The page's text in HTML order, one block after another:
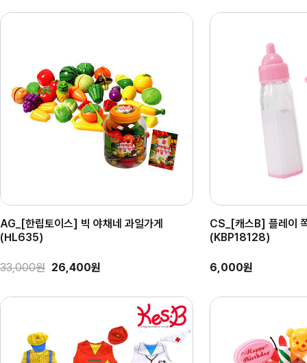
AG_[한립토이스] 빅 야채네 과일가게
(HL635)
33,000원 26,400원
CS_[캐스B] 플레이
(KBP18128)
6,000원